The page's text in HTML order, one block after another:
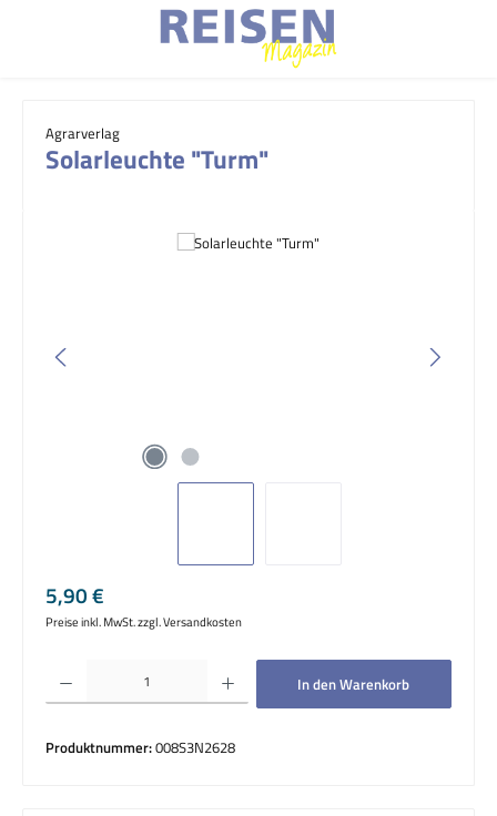
Agrarverlag
Solarleuchte "Turm"
Bildergalerie überspringen
Regulärer Preis:
5,90 €
Preise inkl. MwSt. zzgl. Versandkosten
Produkt Anzahl: Gib den gewünschten Wert ein oder benutze die Schaltflächen um
In den Warenkorb
Produktnummer:008S3N2628